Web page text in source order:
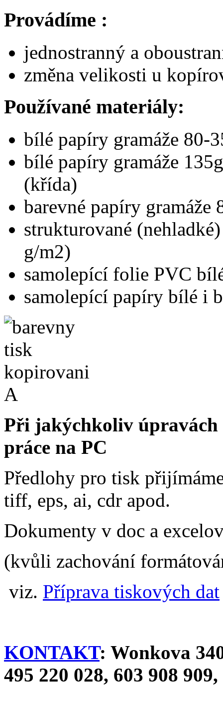
Provádíme :
jednostranný a
změna velikosti u
Používané materiály:
bílé papíry gramáže 80-
bílé papíry gramáže
(křída)
barevné papíry gramáže
strukturované
g/m2)
samolepící folie PVC
samolepící papíry bílé i
Při jakýchkoliv úpravách
práce na PC
Předlohy pro tisk
tiff, eps, ai, cdr apod.
Dokumenty v doc a
(kvůli zachování
viz. Příprava tiskových dat
KONTAKT: Wonkova
495 220 028, 603 908